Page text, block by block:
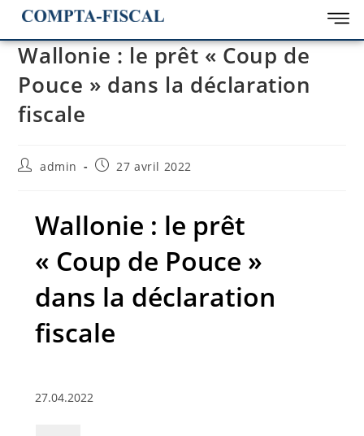
Wallonie : le prêt « Coup de
Pouce » dans la déclaration
fiscale
admin 27 avril 2022
Wallonie : le prêt
« Coup de Pouce »
dans la déclaration
fiscale
27.04.2022